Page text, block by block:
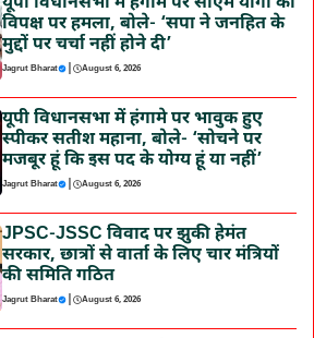
विपक्ष पर हमला, बोले- ‘सपा ने जनहित के
मुद्दों पर चर्चा नहीं होने दी’
Jagrut Bharat | August 6, 2026
यूपी विधानसभा में हंगामे पर भावुक हुए
स्पीकर सतीश महाना, बोले- ‘सोचने पर
मजबूर हूं कि इस पद के योग्य हूं या नहीं’
Jagrut Bharat | August 6, 2026
JPSC-JSSC विवाद पर झुकी हेमंत
सरकार, छात्रों से वार्ता के लिए चार मंत्रियों
की समिति गठित
Jagrut Bharat | August 6, 2026